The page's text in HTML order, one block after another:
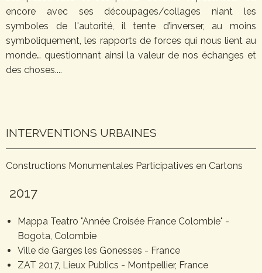
encore avec ses découpages/collages niant les
symboles de l'autorité, il tente d’inverser, au moins
symboliquement, les rapports de forces qui nous lient au
monde… questionnant ainsi la valeur de nos échanges et
des choses....
INTERVENTIONS URBAINES
Constructions Monumentales Participatives en Cartons
2017
Mappa Teatro "Année Croisée France Colombie" -
Bogota, Colombie
Ville de Garges les Gonesses - France
ZAT 2017, Lieux Publics - Montpellier, France